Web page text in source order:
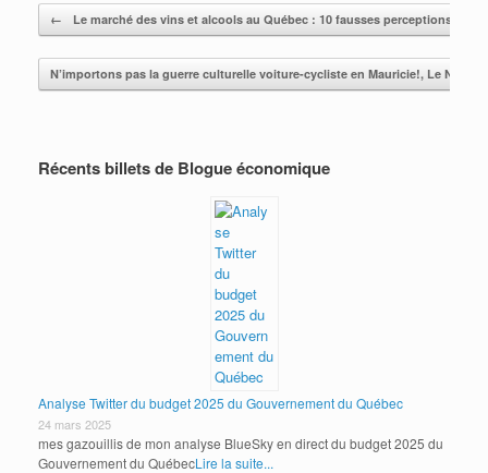
Post navigation
← Le marché des vins et alcools au Québec : 10 fausses perceptions
N’importons pas la guerre culturelle voiture-cycliste en Mauricie!, Le
Récents billets de Blogue économique
Analyse Twitter du budget 2025 du Gouvernement du Québec
24 mars 2025
mes gazouillis de mon analyse BlueSky en direct du budget 2025 du
Gouvernement du QuébecLire la suite...